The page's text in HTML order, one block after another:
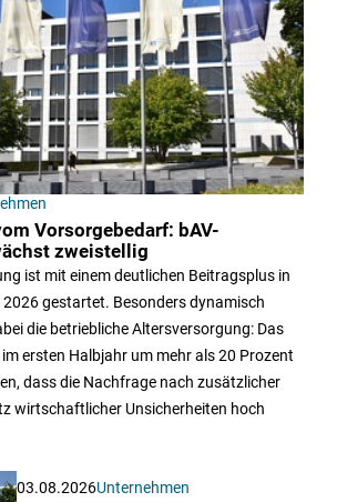
Vorsorgebedarf: bAV-
zweistellig
ist mit einem deutlichen Beitragsplus in
gestartet. Besonders dynamisch
die betriebliche Altersversorgung: Das
ersten Halbjahr um mehr als 20 Prozent
dass die Nachfrage nach zusätzlicher
wirtschaftlicher Unsicherheiten hoch
03.08.2026Unternehmen